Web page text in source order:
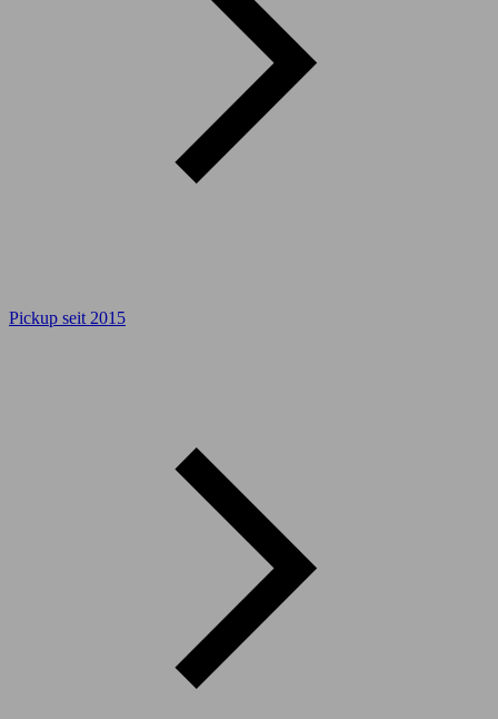
Pickup seit 2015